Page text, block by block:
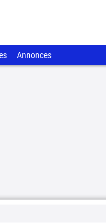
Annonces